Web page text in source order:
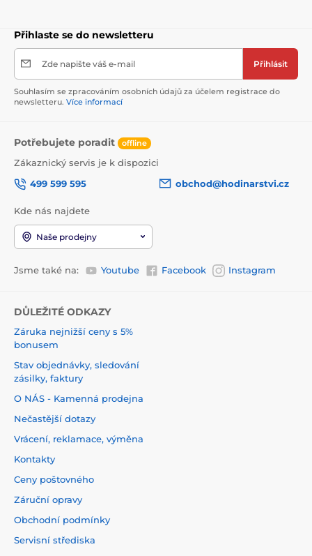
Přihlaste se do newsletteru
Zde napište váš e-mail Přihlásit
Souhlasím se zpracováním osobních údajů za účelem registrace do
newsletteru. Více informací
Potřebujete poradit offline
Zákaznický servis je k dispozici
499 599 595
obchod@hodinarstvi.cz
Kde nás najdete
Naše prodejny
Jsme také na: Youtube Facebook Instagram
DŮLEŽITÉ ODKAZY
Záruka nejnižší ceny s 5%
bonusem
Stav objednávky, sledování
zásilky, faktury
O NÁS - Kamenná prodejna
Nečastější dotazy
Vrácení, reklamace, výměna
Kontakty
Ceny poštovného
Záruční opravy
Obchodní podmínky
Servisní střediska